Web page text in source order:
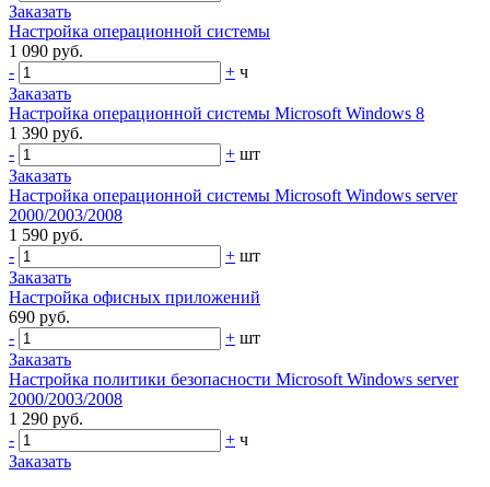
Заказать
Настройка операционной системы
1 090 руб.
-
+ ч
Заказать
Настройка операционной системы Microsoft Windows 8
1 390 руб.
-
+ шт
Заказать
Настройка операционной системы Microsoft Windows server
2000/2003/2008
1 590 руб.
-
+ шт
Заказать
Настройка офисных приложений
690 руб.
-
+ шт
Заказать
Настройка политики безопасности Microsoft Windows server
2000/2003/2008
1 290 руб.
-
+ ч
Заказать